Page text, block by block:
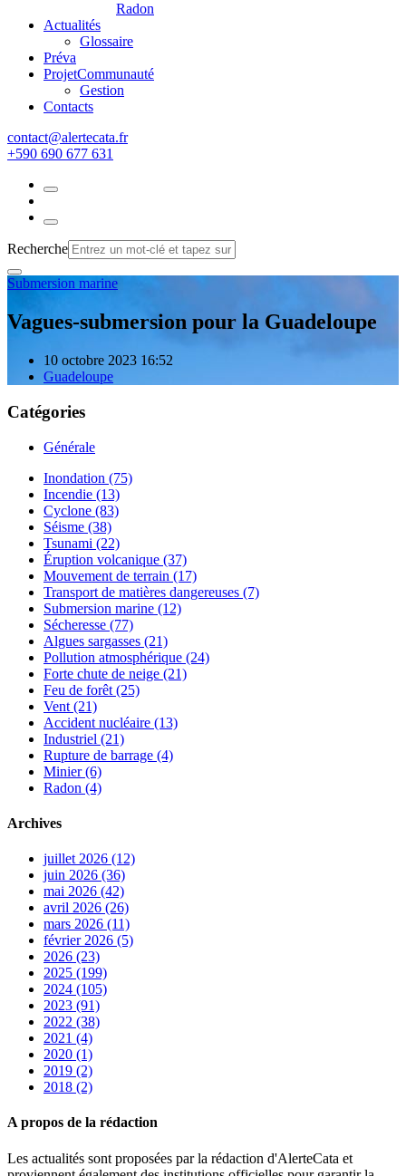
Radon
Actualités
Glossaire
Préva
ProjetCommunauté
Gestion
Contacts
rf.atacetrela@tcatnoc
+590 690 677 631
Recherche
Submersion marine
Vagues-submersion pour la Guadeloupe
10 octobre 2023 16:52
Guadeloupe
Catégories
Générale
Inondation (75)
Incendie (13)
Cyclone (83)
Séisme (38)
Tsunami (22)
Éruption volcanique (37)
Mouvement de terrain (17)
Transport de matières dangereuses (7)
Submersion marine (12)
Sécheresse (77)
Algues sargasses (21)
Pollution atmosphérique (24)
Forte chute de neige (21)
Feu de forêt (25)
Vent (21)
Accident nucléaire (13)
Industriel (21)
Rupture de barrage (4)
Minier (6)
Radon (4)
Archives
juillet 2026 (12)
juin 2026 (36)
mai 2026 (42)
avril 2026 (26)
mars 2026 (11)
février 2026 (5)
2026 (23)
2025 (199)
2024 (105)
2023 (91)
2022 (38)
2021 (4)
2020 (1)
2019 (2)
2018 (2)
A propos de la rédaction
Les actualités sont proposées par la rédaction d'AlerteCata et